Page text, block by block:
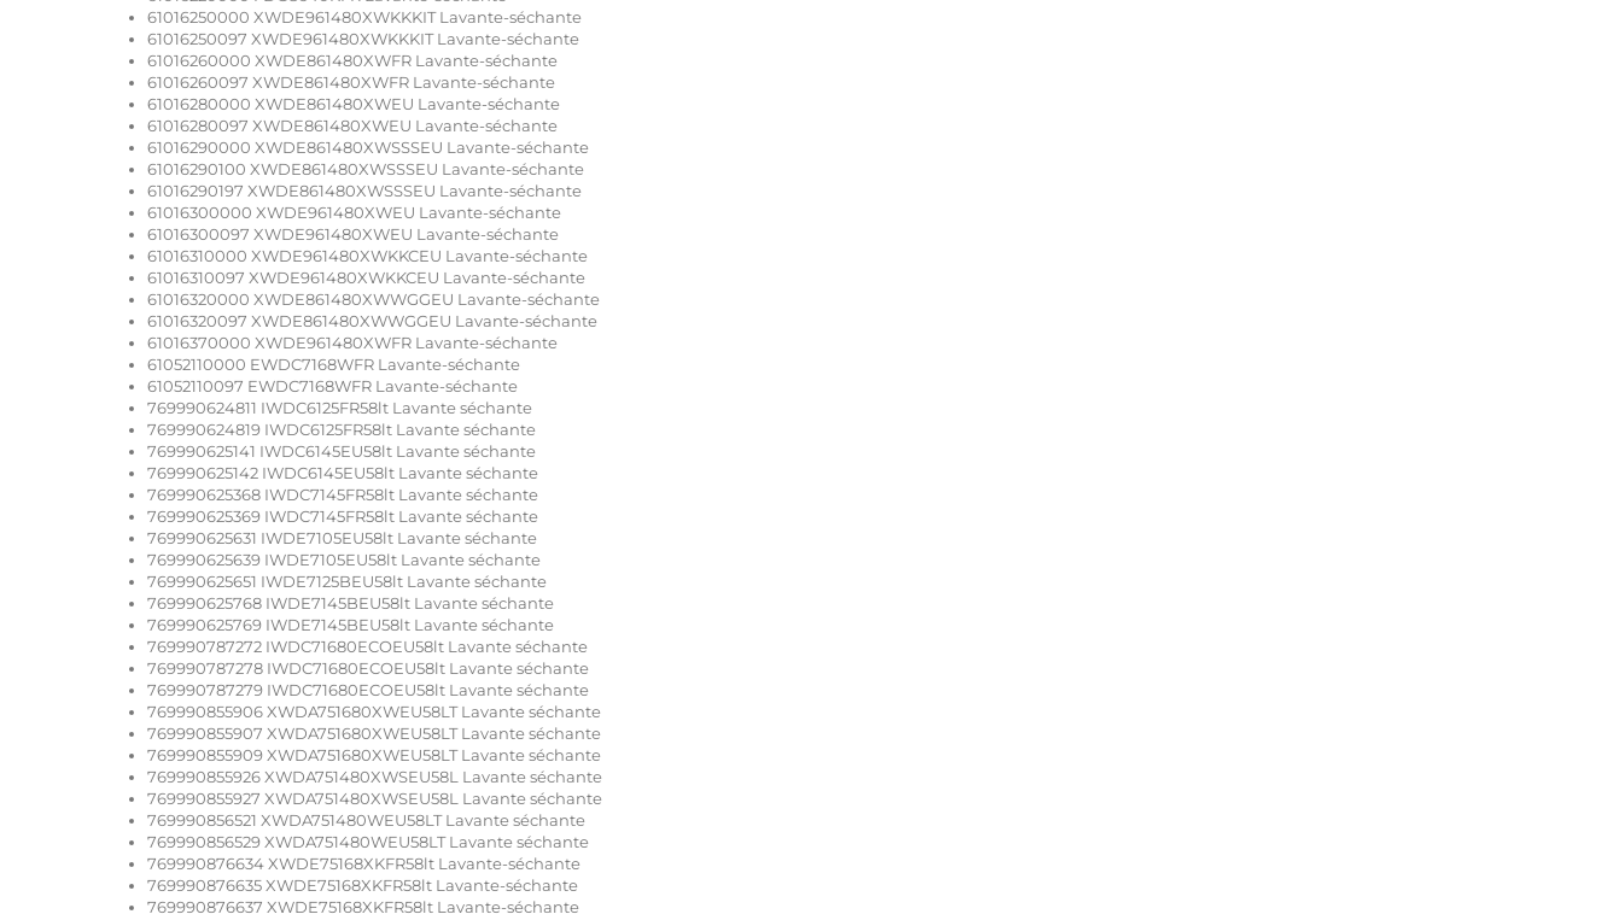
61016250000 XWDE961480XWKKKIT Lavante-séchante
61016250097 XWDE961480XWKKKIT Lavante-séchante
61016260000 XWDE861480XWFR Lavante-séchante
61016260097 XWDE861480XWFR Lavante-séchante
61016280000 XWDE861480XWEU Lavante-séchante
61016280097 XWDE861480XWEU Lavante-séchante
61016290000 XWDE861480XWSSSEU Lavante-séchante
61016290100 XWDE861480XWSSSEU Lavante-séchante
61016290197 XWDE861480XWSSSEU Lavante-séchante
61016300000 XWDE961480XWEU Lavante-séchante
61016300097 XWDE961480XWEU Lavante-séchante
61016310000 XWDE961480XWKKCEU Lavante-séchante
61016310097 XWDE961480XWKKCEU Lavante-séchante
61016320000 XWDE861480XWWGGEU Lavante-séchante
61016320097 XWDE861480XWWGGEU Lavante-séchante
61016370000 XWDE961480XWFR Lavante-séchante
61052110000 EWDC7168WFR Lavante-séchante
61052110097 EWDC7168WFR Lavante-séchante
769990624811 IWDC6125FR58lt Lavante séchante
769990624819 IWDC6125FR58lt Lavante séchante
769990625141 IWDC6145EU58lt Lavante séchante
769990625142 IWDC6145EU58lt Lavante séchante
769990625368 IWDC7145FR58lt Lavante séchante
769990625369 IWDC7145FR58lt Lavante séchante
769990625631 IWDE7105EU58lt Lavante séchante
769990625639 IWDE7105EU58lt Lavante séchante
769990625651 IWDE7125BEU58lt Lavante séchante
769990625768 IWDE7145BEU58lt Lavante séchante
769990625769 IWDE7145BEU58lt Lavante séchante
769990787272 IWDC71680ECOEU58lt Lavante séchante
769990787278 IWDC71680ECOEU58lt Lavante séchante
769990787279 IWDC71680ECOEU58lt Lavante séchante
769990855906 XWDA751680XWEU58LT Lavante séchante
769990855907 XWDA751680XWEU58LT Lavante séchante
769990855909 XWDA751680XWEU58LT Lavante séchante
769990855926 XWDA751480XWSEU58L Lavante séchante
769990855927 XWDA751480XWSEU58L Lavante séchante
769990856521 XWDA751480WEU58LT Lavante séchante
769990856529 XWDA751480WEU58LT Lavante séchante
769990876634 XWDE75168XKFR58lt Lavante-séchante
769990876635 XWDE75168XKFR58lt Lavante-séchante
769990876637 XWDE75168XKFR58lt Lavante-séchante